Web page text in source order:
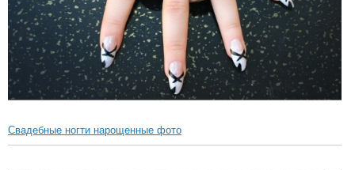
Свадебные ногти нарощенные фото